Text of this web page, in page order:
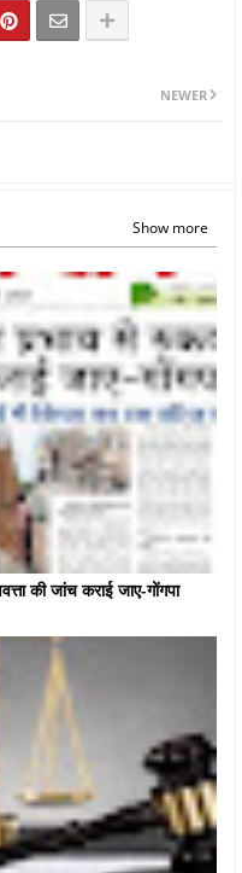
NEWER
Show more
की जांच कराई जाए-गोंगपा